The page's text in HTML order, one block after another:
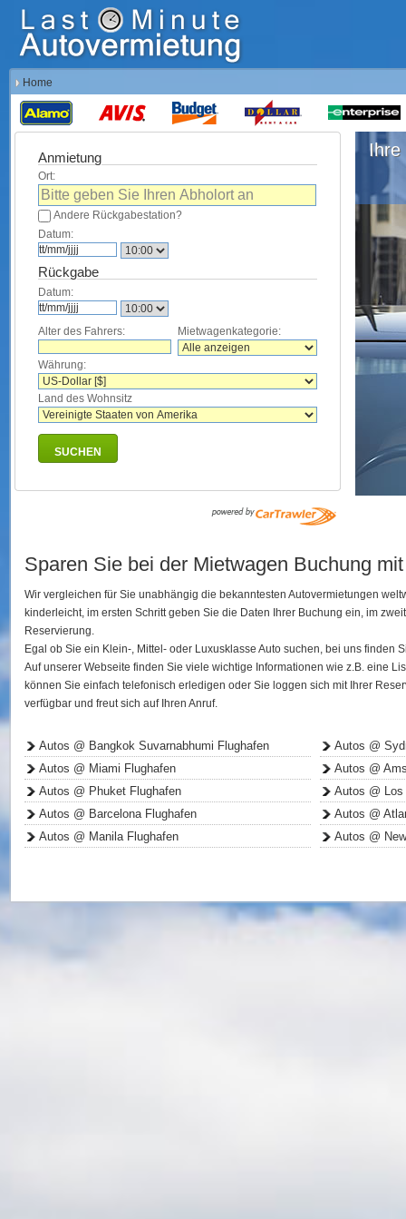
Home
Anmietung
Ort:
Andere Rückgabestation?
Datum:
Rückgabe
Datum:
Alter des Fahrers: Mietwagenkategorie:
Währung:
Land des Wohnsitz
SUCHEN
Ihre
Sparen Sie bei der Mietwagen Buchung
Wir vergleichen für Sie unabhängig die bekanntesten Autovermietungen
kinderleicht, im ersten Schritt geben Sie die Daten Ihrer Buchung ein, im
Reservierung.
Egal ob Sie ein Klein-, Mittel- oder Luxusklasse Auto suchen, bei uns finden
Auf unserer Webseite finden Sie viele wichtige Informationen wie z.B. eine
können Sie einfach telefonisch erledigen oder Sie loggen sich mit Ihrer
verfügbar und freut sich auf Ihren Anruf.
Autos @ Bangkok Suvarnabhumi Flughafen
Autos @ Miami Flughafen
Autos @ Phuket Flughafen
Autos @ Barcelona Flughafen
Autos @ Manila Flughafen
Autos @
Autos @
Autos @ Los
Autos @
Autos @